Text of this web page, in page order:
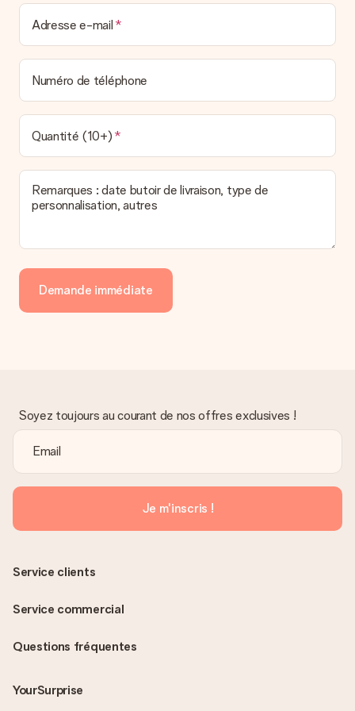
Adresse e-mail
Numéro de téléphone
Quantité (10+)
Remarques : date butoir de livraison, type de
personnalisation, autres
Demande immédiate
Soyez toujours au courant de nos offres exclusives !
Je m'inscris !
Questions fréquentes
YourSurprise
Service clients
Service commercial